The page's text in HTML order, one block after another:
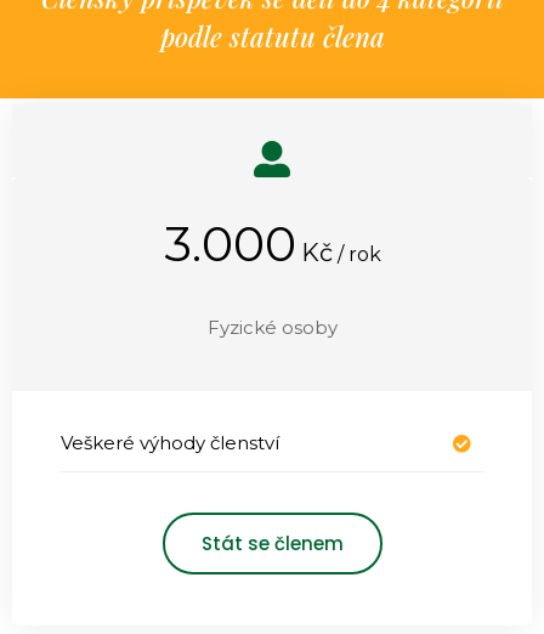
podle statutu člena
3.000 Kč / rok
Fyzické osoby
Veškeré výhody členství
Stát se členem